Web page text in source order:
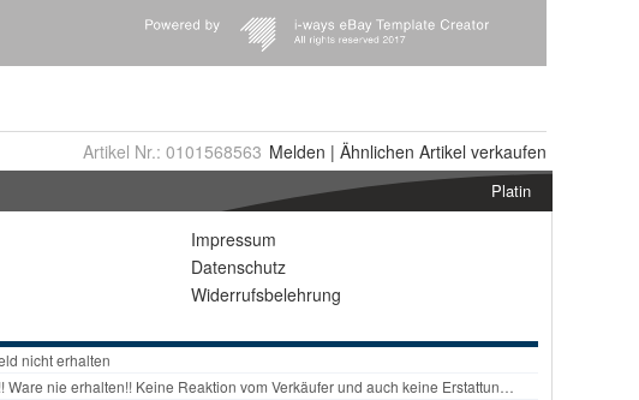
Artikel Nr.: 0101568563 Melden | Ähnlichen Artikel verkaufen
Platin
Impressum
Datenschutz
Widerrufsbelehrung